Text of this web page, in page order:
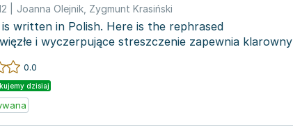
Joanna Olejnik Zygmunt Krasiński
written in Polish. Here is the rephrased
i wyczerpujące streszczenie zapewnia klarowny
0.0
dzisiaj